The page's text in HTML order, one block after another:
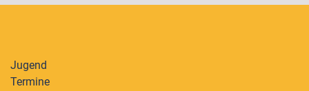
Jugend
Termine